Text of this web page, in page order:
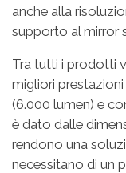
anche alla
supporto al mirror
Tra tutti i prodotti
migliori
(6.000 lumen) e
è dato dalle
rendono una
necessitano di un